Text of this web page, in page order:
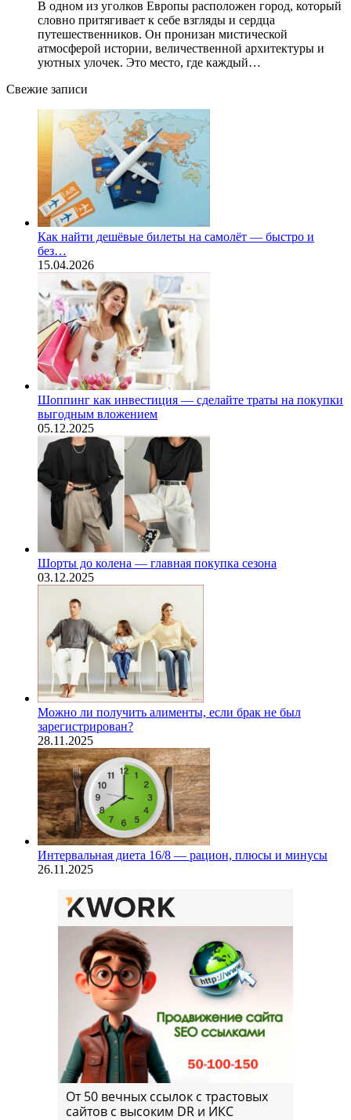
В одном из уголков Европы расположен город, который
словно притягивает к себе взгляды и сердца
путешественников. Он пронизан мистической
атмосферой истории, величественной архитектуры и
уютных улочек. Это место, где каждый…
Свежие записи
Как найти дешёвые билеты на самолёт — быстро и
без…
15.04.2026
Шоппинг как инвестиция — сделайте траты на покупки
выгодным вложением
05.12.2025
Шорты до колена — главная покупка сезона
03.12.2025
Можно ли получить алименты, если брак не был
зарегистрирован?
28.11.2025
Интервальная диета 16/8 — рацион, плюсы и минусы
26.11.2025